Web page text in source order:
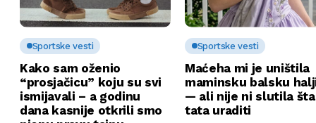
Sportske vesti
Kako sam oženio
“prosjačicu” koju su svi
ismijavali – a godinu
dana kasnije otkrili smo
Sportske vesti
Maćeha mi je uništila
maminsku balsku
— ali nije ni slutila
tata uraditi